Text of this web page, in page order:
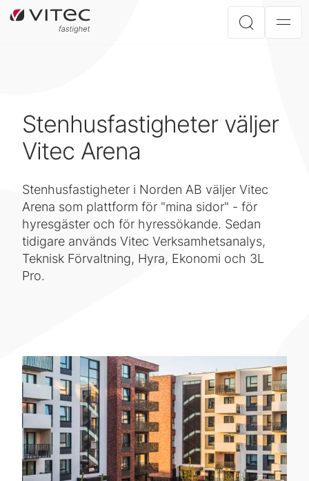
Stenhusfastigheter väljer
Vitec Arena
Stenhusfastigheter i Norden AB väljer Vitec
Arena som plattform för "mina sidor" - för
hyresgäster och för hyressökande. Sedan
tidigare används Vitec Verksamhetsanalys,
Teknisk Förvaltning, Hyra, Ekonomi och 3L
Pro.